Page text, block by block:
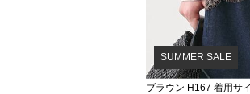
ブラウン H167 着用サ
SUMMER SALE